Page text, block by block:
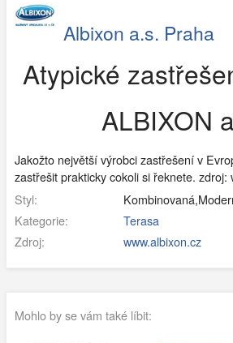
Albixon a.s. Praha
Atypické
ALBIXON
Jakožto největší výrobci zastřešení v
zastřešit prakticky cokoli si řeknete. zdroj:
Styl:
Kategorie:
Terasa
Zdroj:
www.albixon.cz
Mohlo by se vám také líbit: